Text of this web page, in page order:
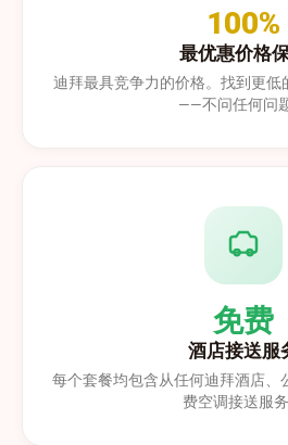
100%
最优惠价格
迪拜最具竞争力的价格。找到更低
——不问任何问题
免费
酒店接送服
每个套餐均包含从任何迪拜酒店、
费空调接送服务